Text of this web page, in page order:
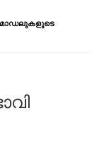
മോഡലുകളുടെ